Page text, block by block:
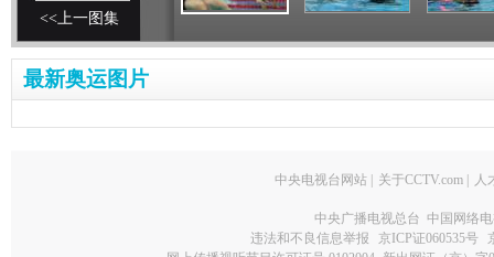
<<上一图集
最新奥运图片
中央电视台网站 | 关于CCTV.com | 人
中央广播电视总台 中国网络
违法和不良信息举报
京ICP证060535号